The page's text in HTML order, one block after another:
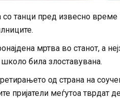
со танци пред извесно
мртва во станот, а
била злоставувана.
од страна на
пријатели меѓутоа тврдат